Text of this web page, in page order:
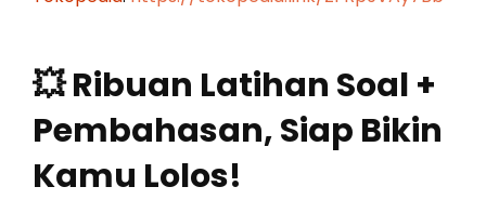
💥 Ribuan Latihan Soal +
Pembahasan, Siap Bikin
Kamu Lolos!